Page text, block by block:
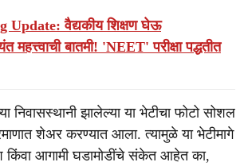
वैद्यकीय शिक्षण घेऊ
महत्त्वाची बातमी! 'NEET' परीक्षा पद्धतीत
निवासस्थानी झालेल्या या भेटीचा फोटो सोशल
शेअर करण्यात आला. त्यामुळे या भेटीमागे
किंवा आगामी घडामोडींचे संकेत आहेत का,